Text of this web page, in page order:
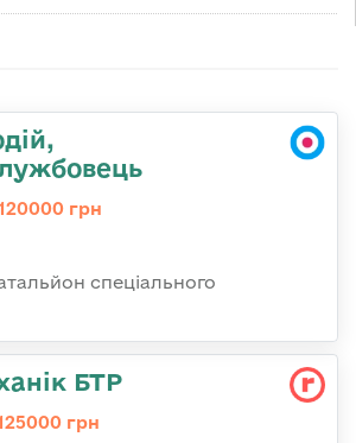
грн
спеціального
БТР
грн